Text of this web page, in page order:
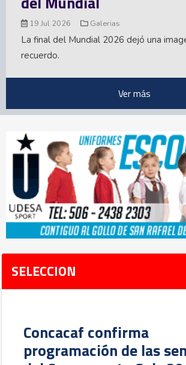
para el
Argentina acabó
Mundial 2026. La
SELECCION
Concacaf confirma
programación de las